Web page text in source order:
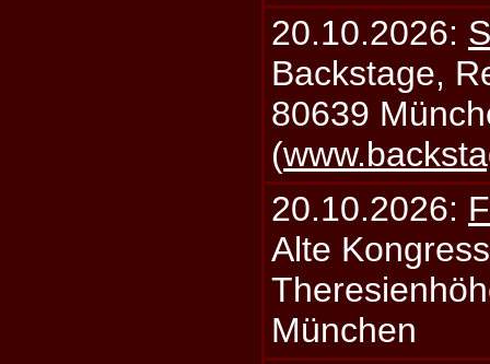
20.10.2026:
Backstage,
80639
(
20.10.2026:
Alte
München